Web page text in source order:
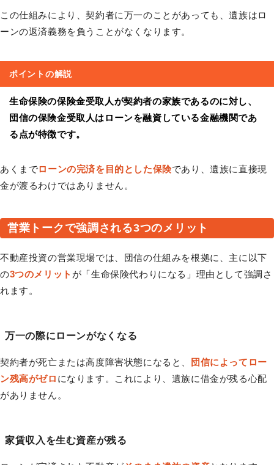
この仕組みにより、契約者に万一のことがあっても、遺族はロ
ーンの返済義務を負うことがなくなります。
ポイントの解説
生命保険の保険金受取人が契約者の家族であるのに対し、
団信の保険金受取人はローンを融資している金融機関であ
る点が特徴です。
あくまでローンの完済を目的とした保険であり、遺族に直接現
金が渡るわけではありません。
営業トークで強調される3つのメリット
不動産投資の営業現場では、団信の仕組みを根拠に、主に以下
の3つのメリット が「生命保険代わりになる」理由として強調さ
れます。
万一の際にローンがなくなる
契約者が死亡または高度障害状態になると、
団信によってロー
ン残高がゼロ になります。これにより、遺族に借金が残る心配
がありません。
家賃収入を生む資産が残る